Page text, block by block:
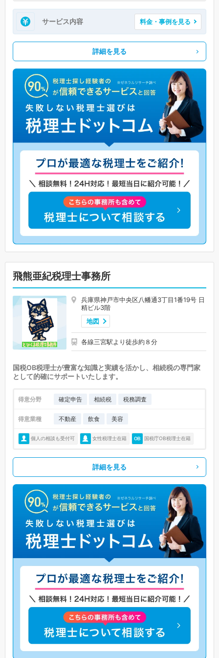
サービス内容 料金・事例を見る
詳細を見る
飛熊亜紀税理士事務所
兵庫県神戸市中央区八幡通3丁目1番19号 日
精ビル3階
地図
各線三宮駅より徒歩約８分
国税OB税理士が豊富な知識と実績を活かし、相続税の専門家
として的確にサポートいたします。
得意分野 確定申告 相続税 税務調査
得意業種 不動産 飲食 美容
個人の相談も受付可 女性税理士在籍 国税庁OB税理士在籍
詳細を見る